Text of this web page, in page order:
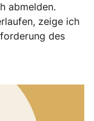
abmelden.
zeige ich
des